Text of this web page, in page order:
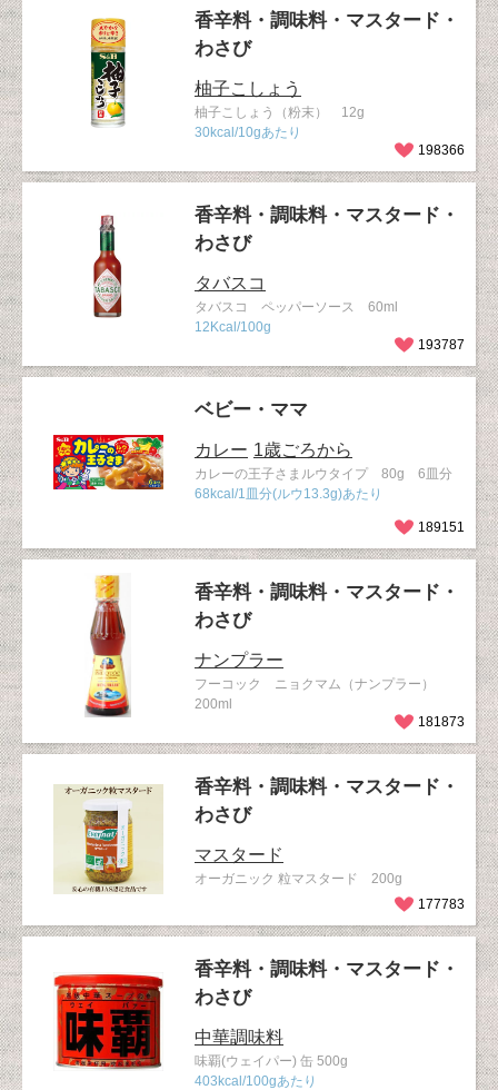
香辛料・調味料・マスタード・
わさび
柚子こしょう
柚子こしょう（粉末） 12g
30kcal/10gあたり
198366
香辛料・調味料・マスタード・
わさび
タバスコ
タバスコ ペッパーソース 60ml
12Kcal/100g
193787
ベビー・ママ
カレー 1歳ごろから
カレーの王子さまルウタイプ 80g 6皿分
68kcal/1皿分(ルウ13.3g)あたり
189151
香辛料・調味料・マスタード・
わさび
ナンプラー
フーコック ニョクマム（ナンプラー）
200ml
181873
香辛料・調味料・マスタード・
わさび
マスタード
オーガニック 粒マスタード 200g
177783
香辛料・調味料・マスタード・
わさび
中華調味料
味覇(ウェイパー) 缶 500g
403kcal/100gあたり